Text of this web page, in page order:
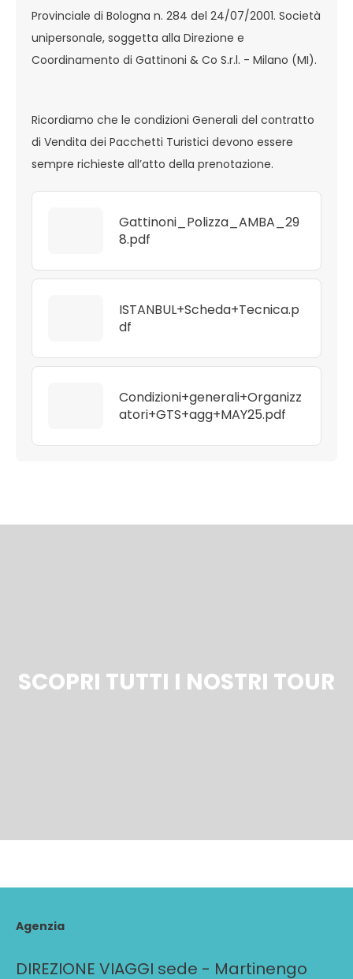
Provinciale di Bologna n. 284 del 24/07/2001. Società
unipersonale, soggetta alla Direzione e
Coordinamento di Gattinoni & Co S.r.l. - Milano (MI).
Ricordiamo che le condizioni Generali del contratto
di Vendita dei Pacchetti Turistici devono essere
sempre richieste all’atto della prenotazione.
Gattinoni_Polizza_AMBA_29
8.pdf
ISTANBUL+Scheda+Tecnica.p
df
Condizioni+generali+Organizz
atori+GTS+agg+MAY25.pdf
SCOPRI TUTTI I NOSTRI TOUR
Agenzia
DIREZIONE VIAGGI sede - Martinengo